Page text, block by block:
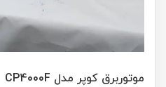
موتوربرق کوپر مدل CP4000F